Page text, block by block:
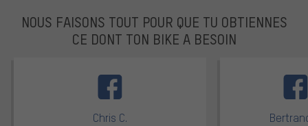
NOUS FAISONS TOUT POUR QUE TU OBTIENNES
CE DONT TON BIKE A BESOIN
Chris C.